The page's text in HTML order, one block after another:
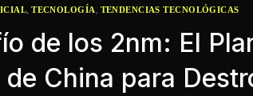
,TECNOLOGÍA TENDENCIAS TECNOLÓGICAS
de los 2nm: El
China para